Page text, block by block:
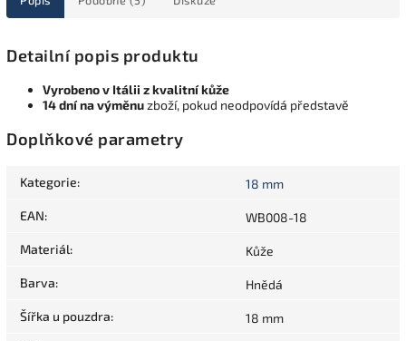
Detailní popis produktu
Vyrobeno v Itálii z kvalitní kůže
14 dní na výměnuzboží, pokud neodpovídá představě
Doplňkové parametry
Kategorie: 18 mm
EAN: WB008-18
Materiál: Kůže
Barva: Hnědá
Šířka u pouzdra: 18 mm